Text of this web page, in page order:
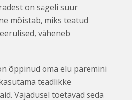
on sageli suur
mõistab, miks teatud
väheneb
õppinud oma elu paremini
teadlikke
Vajadusel toetavad seda